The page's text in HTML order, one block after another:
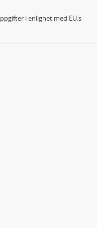
i enlighet med EU:s